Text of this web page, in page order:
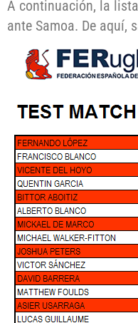
A continuación, la
ante Samoa. De aquí,